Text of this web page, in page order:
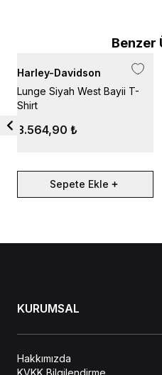
Benzer
Harley-Davidson
Lunge Siyah West Bayii T-
Shirt
3.564,90 ₺
Sepete Ekle
KURUMSAL
Hakkımızda
KVKK Bilgilendirme